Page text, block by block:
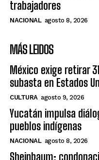
trabajadores
NACIONAL agosto 8, 2026
MÁS LEIDOS
México exige retirar
subasta en Estados
CULTURA agosto 9, 2026
Yucatán impulsa
pueblos indígenas
NACIONAL agosto 8, 2026
Sheinbaum: